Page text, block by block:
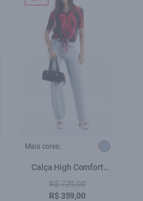
Mais cores:
Calça High Comfort
Stretch Lav.Claro
R$ 729,00
R$ 359,00